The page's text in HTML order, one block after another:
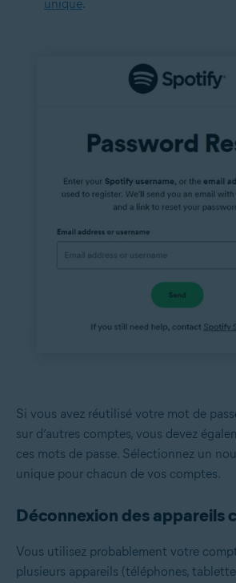
unique.
Si vous avez réutilisé votre mot de
sur d’autres comptes, vous devez
ces mots de passe. Sélectionnez un
unique pour chacun de vos comptes.
Déconnexion des appareils
Vous utilisez probablement votre
plusieurs appareils (téléphones,